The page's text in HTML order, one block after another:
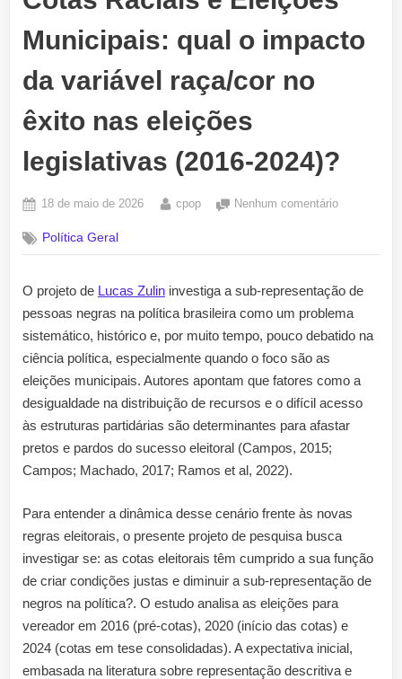
Municipais: qual o impacto
da variável raça/cor no
êxito nas eleições
legislativas (2016-2024)?
Posted
18 de maio de 2026 By
cpop Nenhum comentárioem
e
Municipais:
qual
o
raça/cor
no
2024)?
Política Geral
O projeto de Lucas Zulin investiga a sub-representação de
pessoas negras na política brasileira como um problema
sistemático, histórico e, por muito tempo, pouco debatido na
ciência política, especialmente quando o foco são as
eleições municipais. Autores apontam que fatores como a
desigualdade na distribuição de recursos e o difícil acesso
às estruturas partidárias são determinantes para afastar
pretos e pardos do sucesso eleitoral (Campos, 2015;
Campos; Machado, 2017; Ramos et al, 2022).
Para entender a dinâmica desse cenário frente às novas
regras eleitorais, o presente projeto de pesquisa busca
investigar se: as cotas eleitorais têm cumprido a sua função
de criar condições justas e diminuir a sub-representação de
negros na política?. O estudo analisa as eleições para
vereador em 2016 (pré-cotas), 2020 (início das cotas) e
2024 (cotas em tese consolidadas). A expectativa inicial,
embasada na literatura sobre representação descritiva e